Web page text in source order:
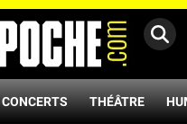
CONCERTS THÉÂTRE